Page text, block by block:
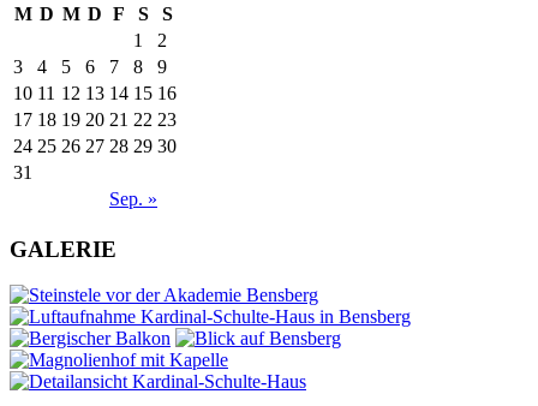
M D M D F S S
Sep. »
1
2
3
4 5 6 7 8
9
10 11 12 13 14 15 16
17 18 19 20 21 22 23
24 25 26 27 28 29 30
31
GALERIE